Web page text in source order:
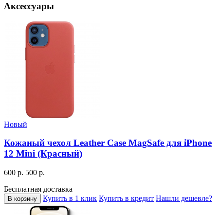
Аксессуары
Новый
Кожаный чехол Leather Case MagSafe для iPhone
12 Mini (Красный)
600 р. 500 р.
Бесплатная доставка
В корзину Купить в 1 клик Купить в кредит Нашли дешевле?